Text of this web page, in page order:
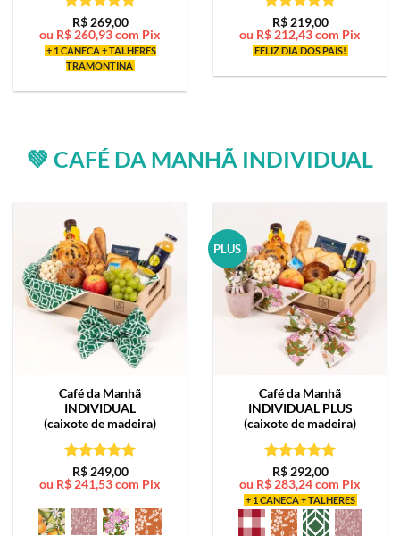
Avaliação5
de 5
R$269,00
ou R$ 260,93com Pix
+ 1 CANECA + TALHERES
TRAMONTINA
Avaliação5
de 5
R$219,00
ou R$ 212,43com Pix
FELIZ DIA DOS PAIS!
💚 CAFÉ DA MANHÃ INDIVIDUAL
Café da Manhã
INDIVIDUAL
(caixote de madeira)
Avaliação5
de 5
R$249,00
ou R$241,53com Pix
PLUS
Café da Manhã
INDIVIDUAL PLUS
(caixote de madeira)
Avaliação5
de 5
R$292,00
ou R$283,24com Pix
+ 1 CANECA + TALHERES